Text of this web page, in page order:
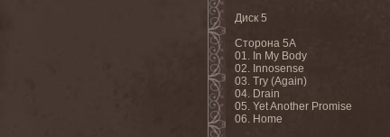
Диск 5
Сторона 5A
01. In My Body
02. Innosense
03. Try (Again)
04. Drain
05. Yet Another Promise
06. Home